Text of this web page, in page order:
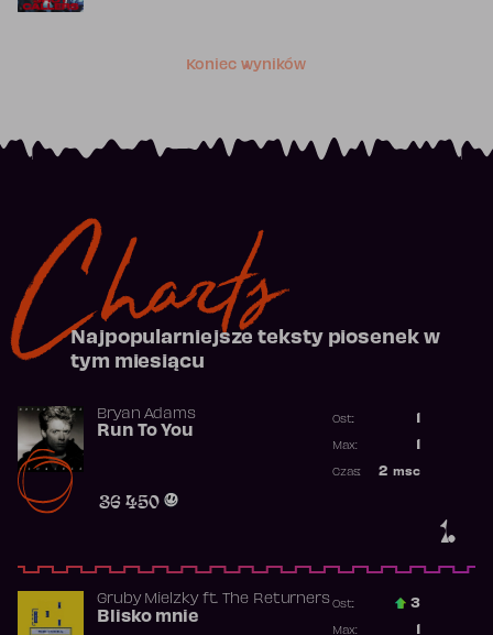
Koniec wyników
Charts
Najpopularniejsze teksty piosenek w
tym miesiącu
1.
Bryan Adams
Run To You
36 450
Ost.:
Max:
2 msc
Czas:
Gruby Mielzkyft. The Returners
Blisko mnie
Ost.:
3
Max: